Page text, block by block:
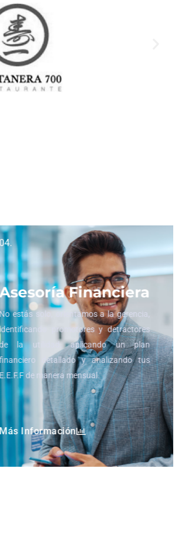
04.
Asesoría Financiera
No estás solo, orientamos a la gerencia,
identificando promotores y detractores
de la utilidad, aplicando un plan
financiero detallado y analizando tus
E.E.F.F de manera mensual.
Más Información